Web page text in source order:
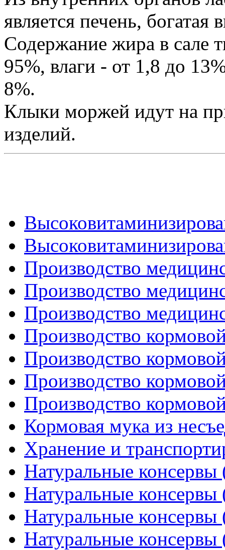
является печень,
Содержание жира в сале
95%, влаги - от 1,8 до
8%.
Клыки моржей идут на
изделий.
Производство
Производство
Производство
Производство
Производство
Производство
Производство
Кормовая мука из
Хранение и
Натуральные консервы
Натуральные консервы
Натуральные консервы
Натуральные консервы